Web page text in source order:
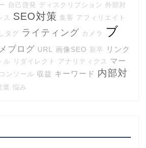
自己啓発 ディスクリプション 外部対
ス SEO対策 集客 アフィリエイト
タグ ライティング カメラ
ブ
ブログ URL 画像SEO 新卒 リンク
ル リダイレクト アナリティクス
マー
ンソール 収益 キーワード 内部対
業 悩み